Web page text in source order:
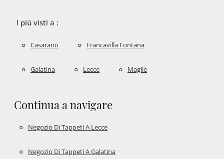
I più visti a :
Casarano Francavilla Fontana
Galatina Lecce Maglie
Continua a navigare
Negozio Di Tappeti A Lecce
Negozio Di Tappeti A Galatina